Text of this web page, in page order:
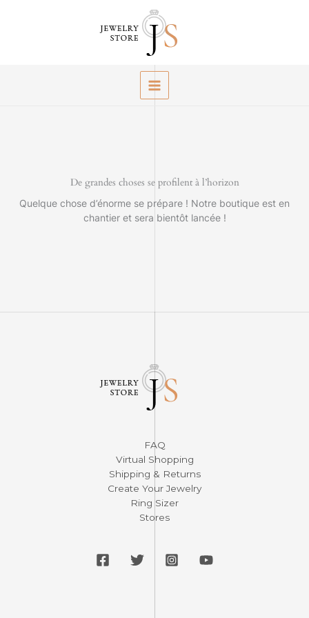
De grandes choses se profilent à l’horizon
Quelque chose d’énorme se prépare ! Notre boutique est en
chantier et sera bientôt lancée !
FAQ
Virtual Shopping
Shipping & Returns
Create Your Jewelry
Ring Sizer
Stores